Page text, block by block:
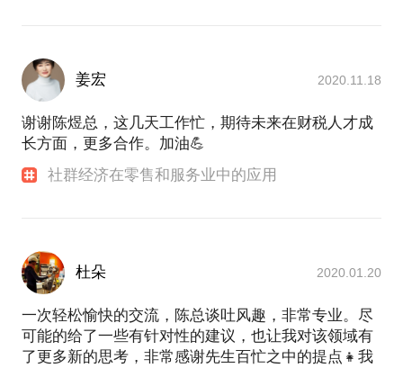
姜宏 2020.11.18
谢谢陈煜总，这几天工作忙，期待未来在财税人才成
长方面，更多合作。加油💪
社群经济在零售和服务业中的应用
杜朵 2020.01.20
一次轻松愉快的交流，陈总谈吐风趣，非常专业。尽
可能的给了一些有针对性的建议，也让我对该领域有
了更多新的思考，非常感谢先生百忙之中的提点👧我